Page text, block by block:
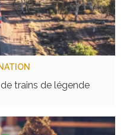
trains de légende